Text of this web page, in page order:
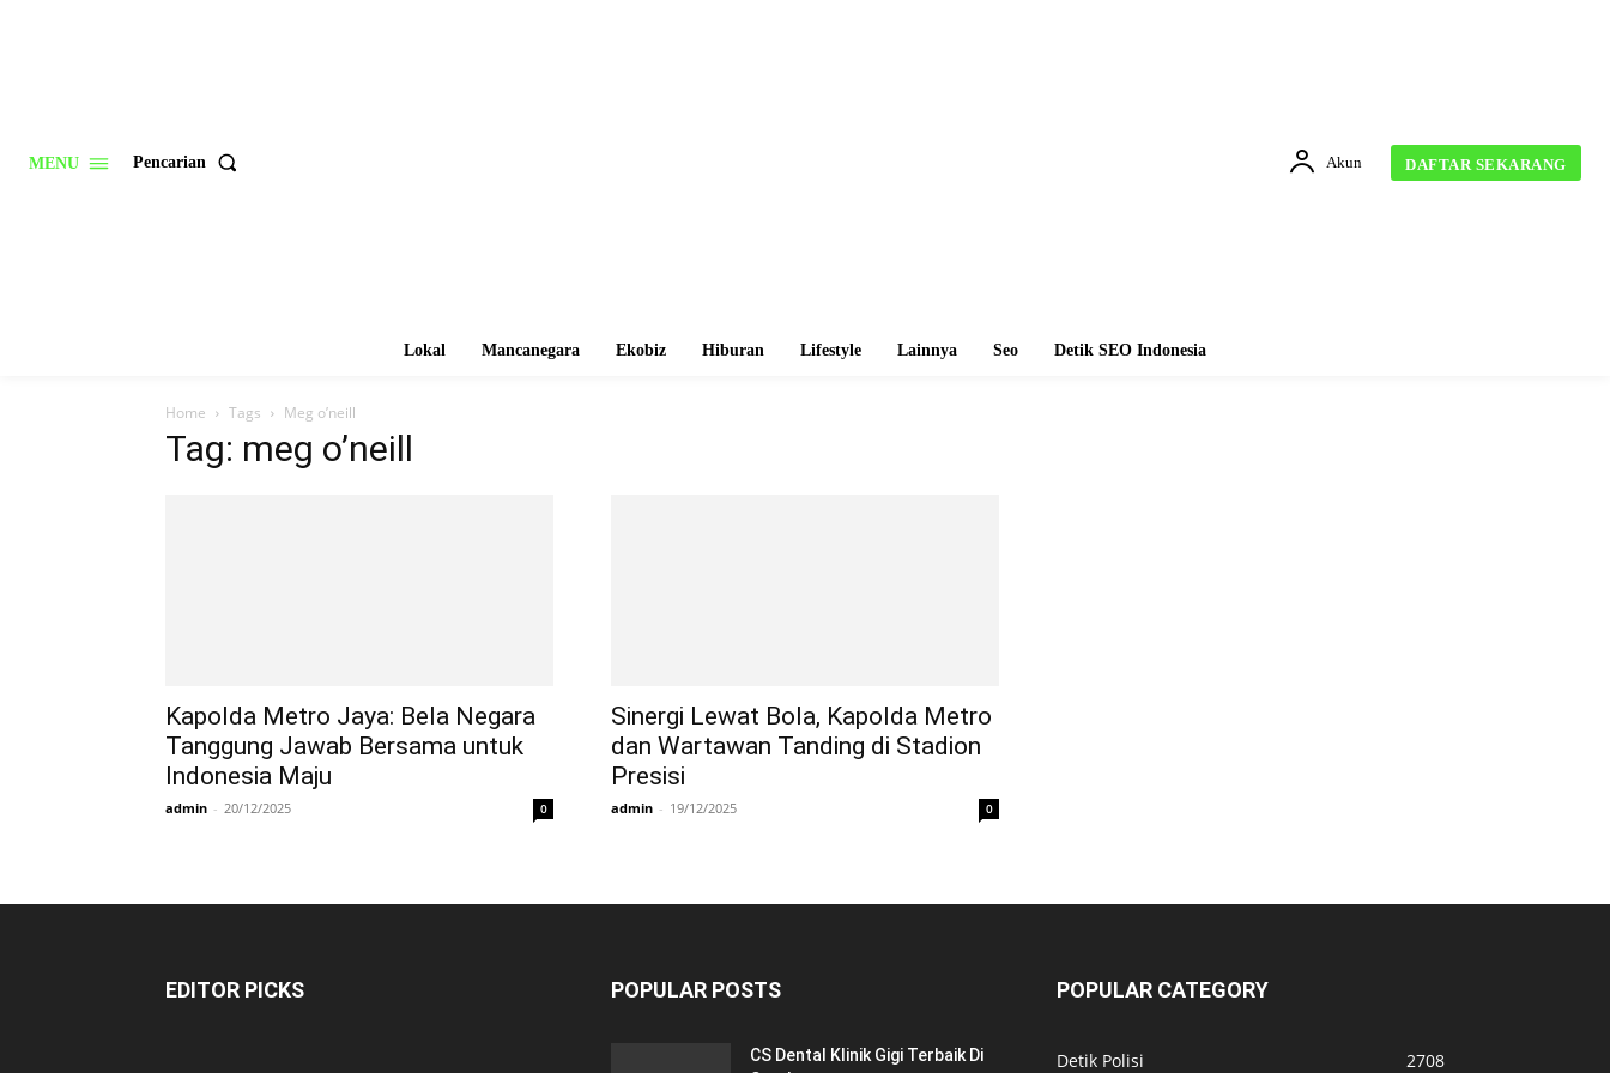
MENU Pencarian Akun DAFTAR SEKARANG
Lokal Mancanegara Ekobiz Hiburan Lifestyle Lainnya Seo Detik SEO Indonesia
Home Tags Meg o’neill
Tag: meg o’neill
Kapolda Metro Jaya: Bela Negara
Tanggung Jawab Bersama untuk
Indonesia Maju
admin - 20/12/2025 0
Sinergi Lewat Bola, Kapolda Metro
dan Wartawan Tanding di Stadion
Presisi
admin - 19/12/2025 0
EDITOR PICKS POPULAR POSTS
CS Dental Klinik Gigi Terbaik Di
POPULAR CATEGORY
Detik Polisi 2708